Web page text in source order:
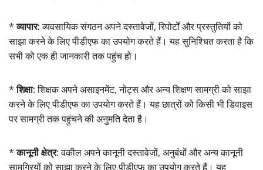
*व्यापार:व्यवसायिक संगठन अपने दस्तावेजों, रिपोर्टों और प्रस्तुतियों को
साझा करने के लिए पीडीएफ का उपयोग करते हैं। यह सुनिश्चित करता है कि
सभी को एक ही जानकारी तक पहुंच हो।
*शिक्षा:शिक्षक अपने असाइनमेंट, नोट्स और अन्य शिक्षण सामग्री को साझा
करने के लिए पीडीएफ का उपयोग करते हैं। यह छात्रों को किसी भी डिवाइस
पर सामग्री तक पहुंचने की अनुमति देता है।
*कानूनी क्षेत्र:वकील अपने कानूनी दस्तावेजों, अनुबंधों और अन्य कानूनी
सामग्रियों को साझा करने के लिए पीडीएफ का उपयोग करते हैं। यह